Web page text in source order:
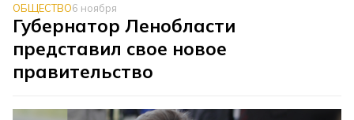
ОБЩЕСТВО6 ноября
Губернатор Ленобласти
представил свое новое
правительство